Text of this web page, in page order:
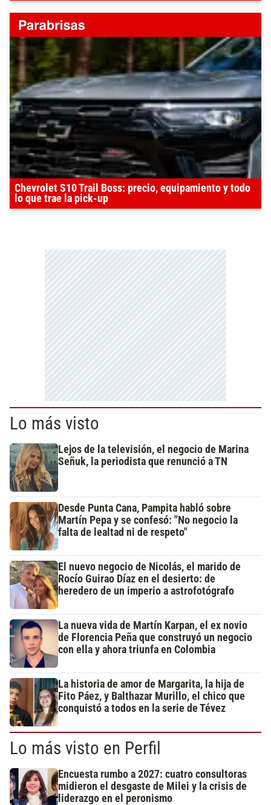
Chevrolet S10 Trail Boss: precio, equipamiento y todo
lo que trae la pick-up
Lo más visto
Lejos de la televisión, el negocio de Marina
Señuk, la periodista que renunció a TN
Desde Punta Cana, Pampita habló sobre
Martín Pepa y se confesó: "No negocio la
falta de lealtad ni de respeto"
El nuevo negocio de Nicolás, el marido de
Rocío Guirao Díaz en el desierto: de
heredero de un imperio a astrofotógrafo
La nueva vida de Martín Karpan, el ex novio
de Florencia Peña que construyó un negocio
con ella y ahora triunfa en Colombia
La historia de amor de Margarita, la hija de
Fito Páez, y Balthazar Murillo, el chico que
conquistó a todos en la serie de Tévez
Lo más visto en Perfil
Encuesta rumbo a 2027: cuatro consultoras
midieron el desgaste de Milei y la crisis de
liderazgo en el peronismo